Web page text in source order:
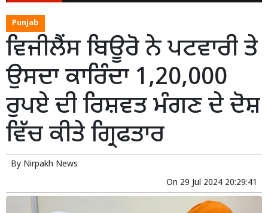
Punjab
ਵਿਜੀਲੈਂਸ ਬਿਊਰੋ ਨੇ ਪਟਵਾਰੀ ਤੇ
ਉਸਦਾ ਕਾਰਿੰਦਾ 1,20,000
ਰੁਪਏ ਦੀ ਰਿਸ਼ਵਤ ਮੰਗਣ ਦੇ ਦੋਸ਼
ਵਿੱਚ ਕੀਤੇ ਗ੍ਰਿਫਤਾਰ
By Nirpakh News
On 29 Jul 2024 20:29:41